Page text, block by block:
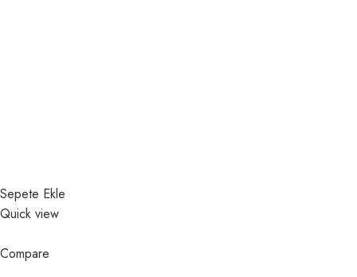
Sepete Ekle
Quick view
Compare